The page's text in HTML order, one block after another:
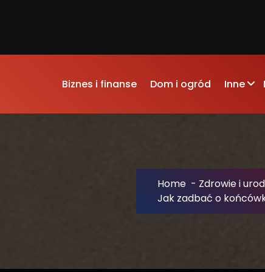
Biznes i finanse Dom i ogród Inne
Home - Zdrowie i
Jak zadbać o